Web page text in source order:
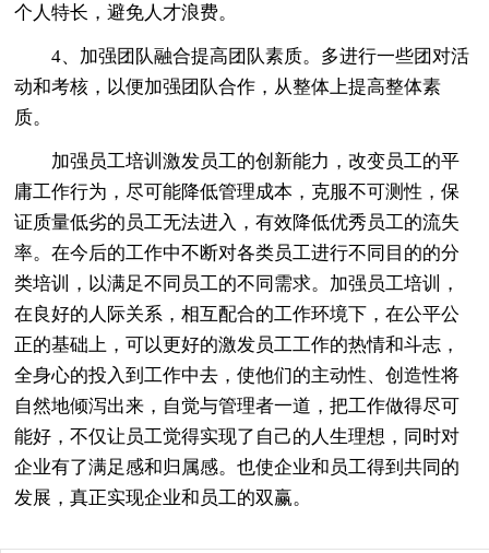
个人特长，避免人才浪费。
4、加强团队融合提高团队素质。多进行一些团对活
动和考核，以便加强团队合作，从整体上提高整体素
质。
加强员工培训激发员工的创新能力，改变员工的平
庸工作行为，尽可能降低管理成本，克服不可测性，保
证质量低劣的员工无法进入，有效降低优秀员工的流失
率。在今后的工作中不断对各类员工进行不同目的的分
类培训，以满足不同员工的不同需求。加强员工培训，
在良好的人际关系，相互配合的工作环境下，在公平公
正的基础上，可以更好的激发员工工作的热情和斗志，
全身心的投入到工作中去，使他们的主动性、创造性将
自然地倾泻出来，自觉与管理者一道，把工作做得尽可
能好，不仅让员工觉得实现了自己的人生理想，同时对
企业有了满足感和归属感。也使企业和员工得到共同的
发展，真正实现企业和员工的双赢。